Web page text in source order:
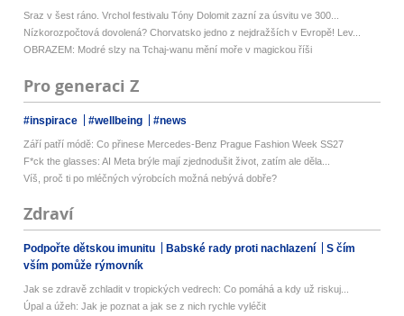
Sraz v šest ráno. Vrchol festivalu Tóny Dolomit zazní za úsvitu ve 300...
Nízkorozpočtová dovolená? Chorvatsko jedno z nejdražších v Evropě! Lev...
OBRAZEM: Modré slzy na Tchaj-wanu mění moře v magickou říši
Pro generaci Z
#inspirace #wellbeing #news
Září patří módě: Co přinese Mercedes-Benz Prague Fashion Week SS27
F*ck the glasses: AI Meta brýle mají zjednodušit život, zatím ale děla...
Víš, proč ti po mléčných výrobcích možná nebývá dobře?
Zdraví
Podpořte dětskou imunitu Babské rady proti nachlazení
S čím
vším pomůže rýmovník
Jak se zdravě zchladit v tropických vedrech: Co pomáhá a kdy už riskuj...
Úpal a úžeh: Jak je poznat a jak se z nich rychle vyléčit